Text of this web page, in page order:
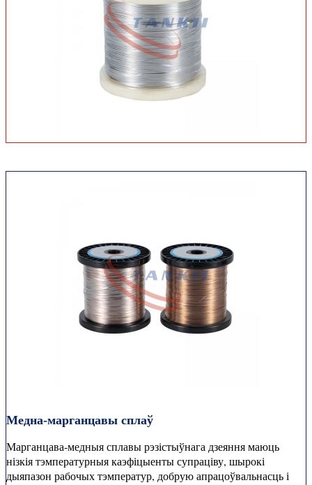
Медна-марганцавы сплаў
Марганцава-медныя сплавы рэзістыўнага дзеяння маюць
нізкія тэмпературныя каэфіцыенты супраціву, шырокі
дыяпазон рабочых тэмператур, добрую апрацоўвальнасць і